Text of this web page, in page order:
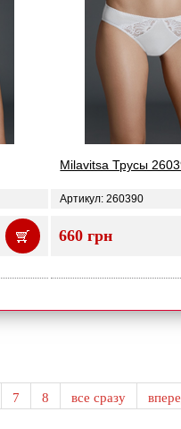
Milavitsa Трусы
Артикул: 260390
660 грн
7 8 все сразу